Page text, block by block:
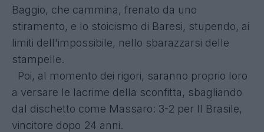
Baggio, che cammina, frenato da uno
stiramento, e lo stoicismo di Baresi, stupendo, ai
limiti dell'impossibile, nello sbarazzarsi delle
stampelle.
Poi, al momento dei rigori, saranno proprio loro
a versare le lacrime della sconfitta, sbagliando
dal dischetto come Massaro: 3-2 per Il Brasile,
vincitore dopo 24 anni.